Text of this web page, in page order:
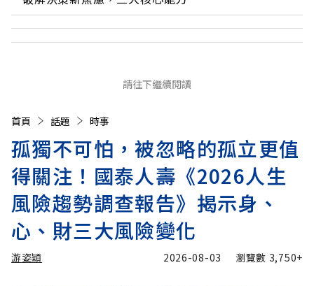
請往下繼續閱讀
首頁 話題 時事
孤獨不可怕，被忽略的孤立更值
得關注！國泰人壽《2026人生
風險趨勢調查報告》揭示身、
心、財三大風險變化
游姿穎 2026-08-03 瀏覽數 3,750+